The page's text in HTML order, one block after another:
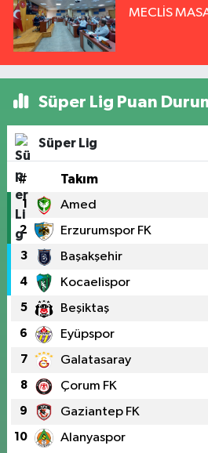
MECLİS
Süper Lig Puan
Süper Lig
# Takım
1 Amed
2 Erzurumspor FK
3 Başakşehir
4 Kocaelispor
5 Beşiktaş
6 Eyüpspor
7 Galatasaray
8 Çorum FK
9 Gaziantep FK
10 Alanyaspor